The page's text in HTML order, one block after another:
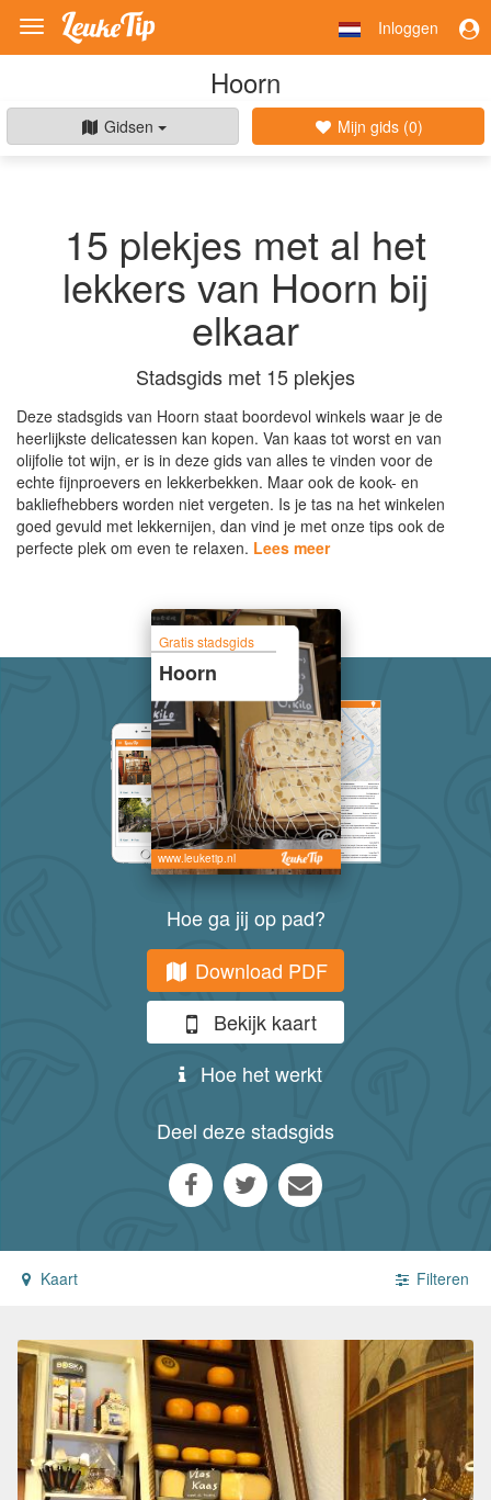
Toggle
navigation
Inloggen
Hoorn
Gidsen Mijn gids (0)
15 plekjes met al het
lekkers van Hoorn bij
elkaar
Stadsgids met 15 plekjes
Deze stadsgids van Hoorn staat boordevol winkels waar je de
heerlijkste delicatessen kan kopen. Van kaas tot worst en van
olijfolie tot wijn, er is in deze gids van alles te vinden voor de
echte fijnproevers en lekkerbekken. Maar ook de kook- en
bakliefhebbers worden niet vergeten. Is je tas na het winkelen
goed gevuld met lekkernijen, dan vind je met onze tips ook de
perfecte plek om even te relaxen. Lees meer
Gratis stadsgids
Hoorn
www.leuketip.nl
Hoe ga jij op pad?
Download PDF
Bekijk kaart
Hoe het werkt
Deel deze stadsgids
Kaart Filteren